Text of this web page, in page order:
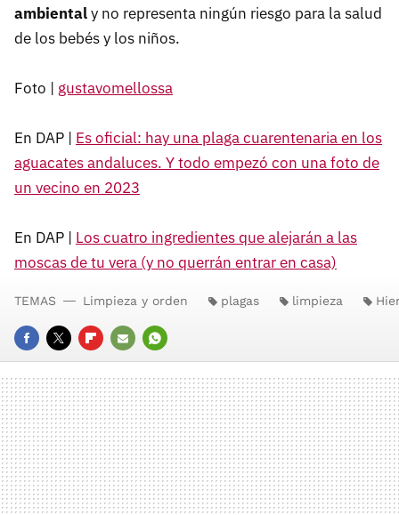
ambientaly no representa ningún riesgo para la salud
de los bebés y los niños.
Foto | gustavomellossa
En DAP | Es oficial: hay una plaga cuarentenaria en los
aguacates andaluces. Y todo empezó con una foto de
un vecino en 2023
En DAP | Los cuatro ingredientes que alejarán a las
moscas de tu vera (y no querrán entrar en casa)
FACEBOOK
TWITTERFLIPBOARD
E-
MAIL
WHATSAPP
TEMAS Limpieza y orden plagas limpieza